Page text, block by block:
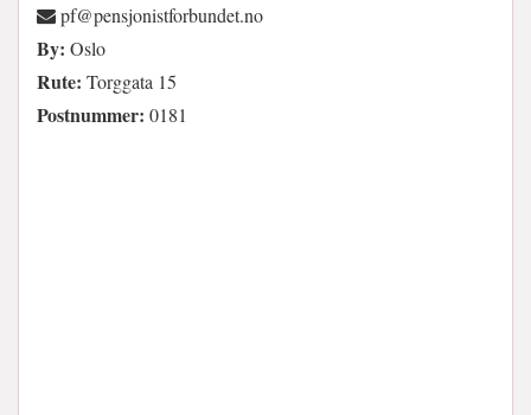
on.tednubroftsinojsnep@fp
By: Oslo
Rute: Torggata 15
Postnummer: 0181